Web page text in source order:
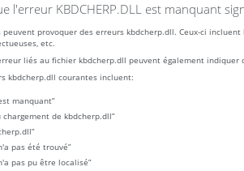
l'erreur KBDCHERP.DLL est manquant
peuvent provoquer des erreurs kbdcherp.dll. Ceux-ci
etc.
liés au fichier kbdcherp.dll peuvent également
kbdcherp.dll courantes incluent:
manquant”
chargement de kbdcherp.dll”
pas été trouvé”
pas pu être localisé”